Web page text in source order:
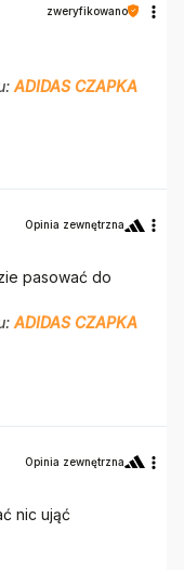
zweryfikowano
ADIDAS CZAPKA
Opinia zewnętrzna
pasować do
ADIDAS CZAPKA
Opinia zewnętrzna
nic ująć